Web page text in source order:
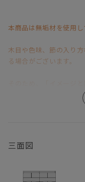
がらも、
無駄を削ぎ落としたクリ
といった私の要望を叶
背面がマガジン収納に
ふんだんに使われた羽
本商品は無垢材を使用し
木目や色味、節の入り
る場合がございます。
お受けいたしかねます
と幸いです。
三面図